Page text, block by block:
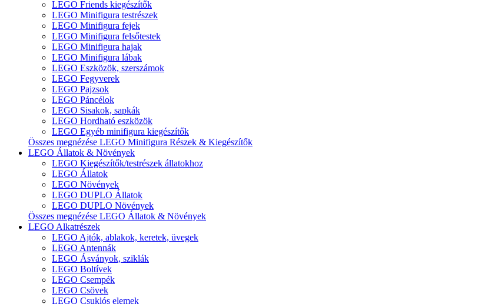
LEGO Friends kiegészítők
LEGO Minifigura testrészek
LEGO Minifigura fejek
LEGO Minifigura felsőtestek
LEGO Minifigura hajak
LEGO Minifigura lábak
LEGO Eszközök, szerszámok
LEGO Fegyverek
LEGO Pajzsok
LEGO Páncélok
LEGO Sisakok, sapkák
LEGO Hordható eszközök
LEGO Egyéb minifigura kiegészítők
Összes megnézése LEGO Minifigura Részek & Kiegészítők
LEGO Állatok & Növények
LEGO Kiegészítők/testrészek állatokhoz
LEGO Állatok
LEGO Növények
LEGO DUPLO Állatok
LEGO DUPLO Növények
Összes megnézése LEGO Állatok & Növények
LEGO Alkatrészek
LEGO Ajtók, ablakok, keretek, üvegek
LEGO Antennák
LEGO Ásványok, sziklák
LEGO Boltívek
LEGO Csempék
LEGO Csövek
LEGO Csuklós elemek